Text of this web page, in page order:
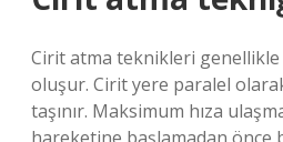
Cirit atma teknikleri
oluşur. Cirit yere paralel
taşınır. Maksimum hıza